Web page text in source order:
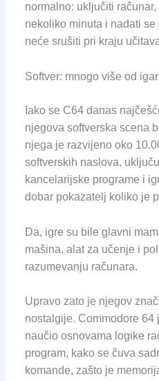
normalno: uključiti
nekoliko minuta i nadati
neće srušiti pri kraju
Softver: mnogo više od
Iako se C64 danas
njegova softverska scena
njega je razvijeno oko
softverskih naslova,
kancelarijske programe i
dobar pokazatelj koliko je
Da, igre su bile glavni
mašina, alat za učenje i
razumevanju računara.
Upravo zato je njegov
nostalgije. Commodore 64
naučio osnovama logike
program, kako se čuva
komande, zašto je